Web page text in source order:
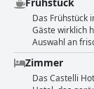
Gehminuten
finden. Wer
Auto zum Keri
ein eigenes
Cameo, die
fantastische
bemängelten,
Das Frühstück
Gäste wirklich
Auswahl an
wechseln. Die
Essen ist
eine gute
Zimmer
Das Castelli